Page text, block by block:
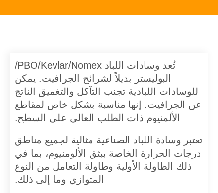
تُعد وسادات اللباد PBO/Kevlar/Nomex/
البوليستر بديلاً لشرائح الجرافيت. يمكن
للوسادات اللبادية تجنب التآكل والتغميق الناتج
عن الجرافيت. إنها مناسبة بشكل خاص لمقاطع
الألمنيوم ذات الطلب العالي على السطح.
تعتبر وسادة اللباد الصناعية مثالية لجميع مناطق
درجات الحرارة الخاصة ببثق الألومنيوم، بما في
ذلك الطاولة الأولية وطاولة التعامل من النوع
المتوازي وما إلى ذلك.